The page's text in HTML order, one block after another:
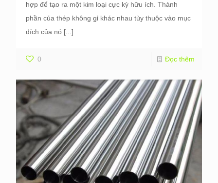
hợp để tạo ra một kim loại cực kỳ hữu ích. Thành
phần của thép không gỉ khác nhau tùy thuộc vào mục
đích của nó [...]
0 Đọc thêm